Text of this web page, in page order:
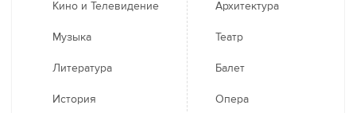
Кино и Телевидение
Музыка
Литература
История
Архитектура
Театр
Балет
Опера